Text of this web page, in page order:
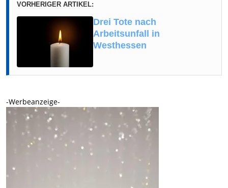
VORHERIGER ARTIKEL:
Drei Tote nach
Arbeitsunfall in
Westhessen
-Werbeanzeige-